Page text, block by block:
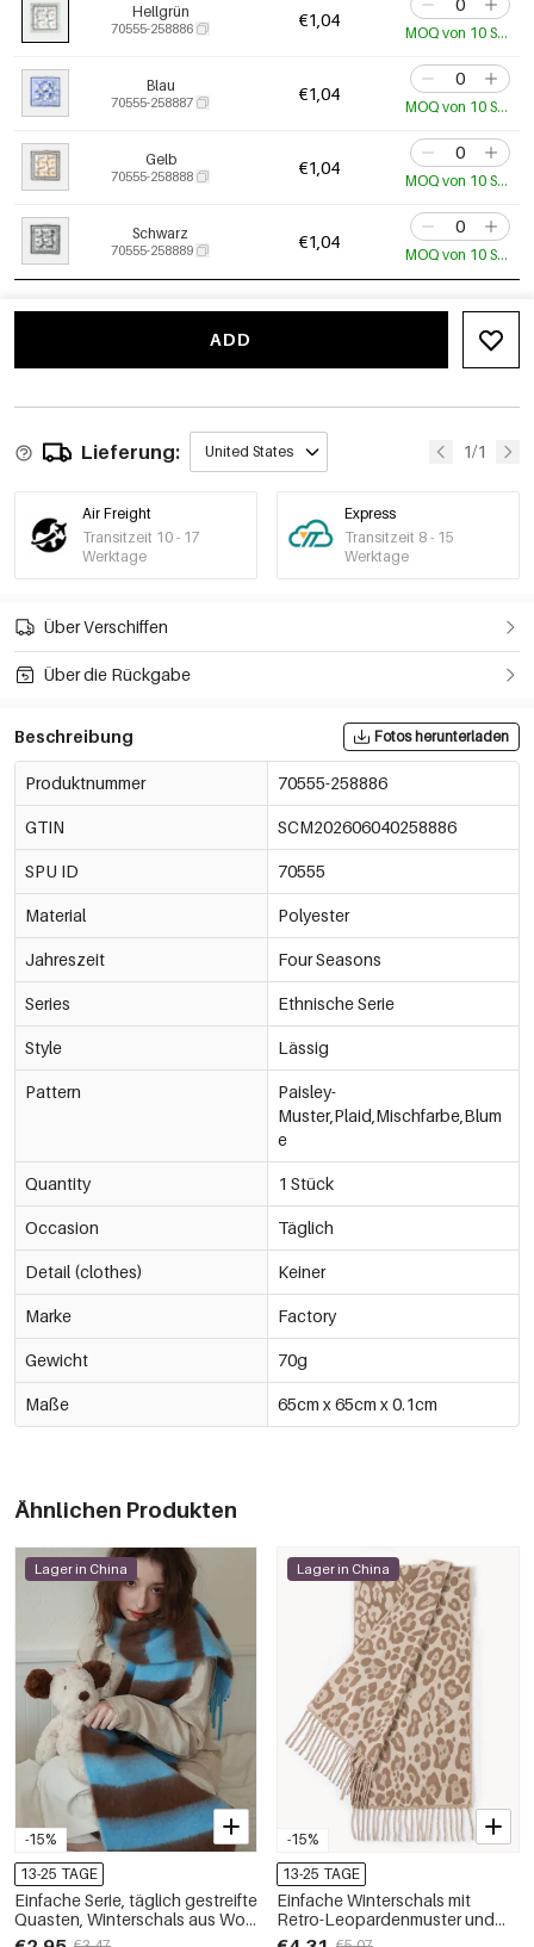
Hellgrün
70555-258886 €1,04
MOQ von 10 Stk.
Blau
70555-258887 €1,04
MOQ von 10 Stk.
Gelb
70555-258888 €1,04
MOQ von 10 Stk.
Schwarz
70555-258889 €1,04
MOQ von 10 Stk.
ADD
Lieferung: United States 1/1
Air Freight
Transitzeit 10 - 17
Werktage
Express
Transitzeit 8 - 15
Werktage
Über Verschiffen
Über die Rückgabe
Beschreibung Fotos herunterladen
Produktnummer 70555-258886
GTIN SCM202606040258886
SPU ID 70555
Material Polyester
Jahreszeit Four Seasons
Series Ethnische Serie
Style Lässig
Pattern
Paisley-
Muster,Plaid,Mischfarbe,Blum
e
Quantity 1 Stück
Occasion Täglich
Detail (clothes) Keiner
Marke Factory
Gewicht 70g
Maße 65cm x 65cm x 0.1cm
Ähnlichen Produkten
-15%
Lager in China
13-25 TAGE
Einfache Serie, täglich gestreifte
Quasten, Winterschals aus Woll-
Polyester-Mischgewebe in
-15%
Lager in China
13-25 TAGE
Einfache Winterschals mit
Retro-Leopardenmuster und
Quasten aus der Serie Simple